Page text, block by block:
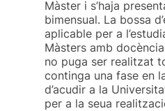
Màster i s’haja
bimensual. La bossa
aplicable per a
Màsters amb
no puga ser realitzat
continga una fase en
d’acudir a la
per a la seua